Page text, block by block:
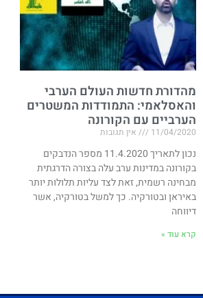
מהדורת חדשות העולם הערבי
והאסלאמי: התמודדות המשטרים
הערביים עם הקורונה
11/04/2020 אין תגובות
נכון לתאריך 11.4.2020 מספר הנדבקים
בקורונה במדינות ערב עלה בצורה הדרגתית
מבחינה רשמית, זאת לצד עליות תלולות יותר
באיראן ובטורקיה. כך למשל בטורקיה, אשר
דיווחה
קרא עוד »